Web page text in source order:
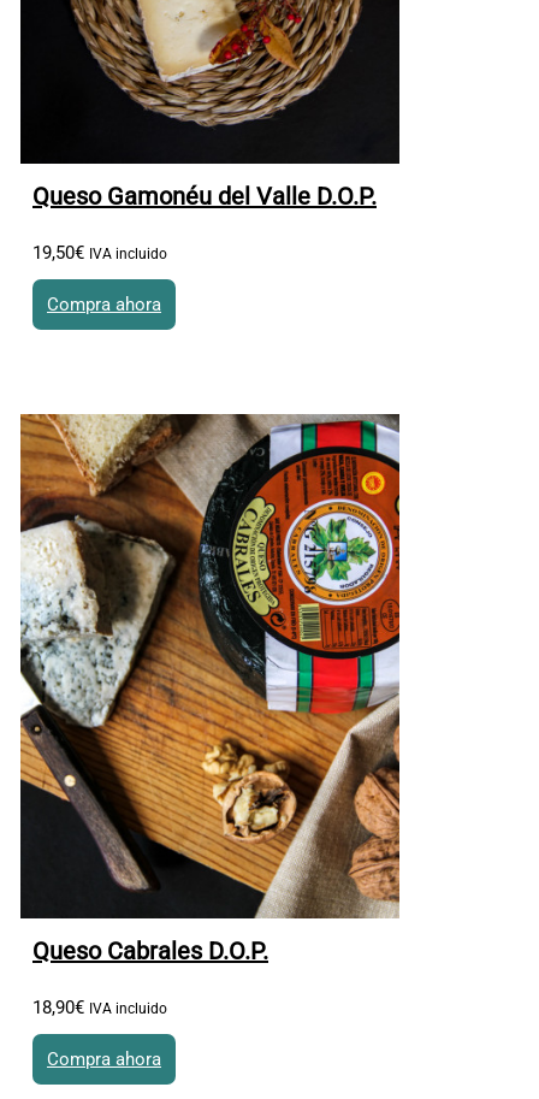
Queso Gamonéu del Valle D.O.P.
19,50€ IVA incluido
Compra ahora
Queso Cabrales D.O.P.
18,90€ IVA incluido
Compra ahora